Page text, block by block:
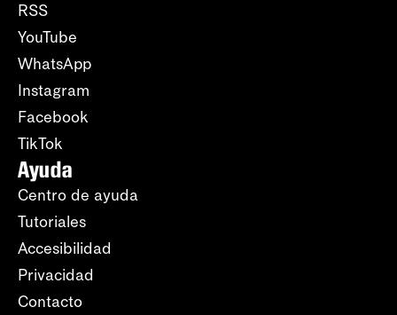
RSS
YouTube
WhatsApp
Instagram
Facebook
TikTok
Ayuda
Centro de ayuda
Tutoriales
Accesibilidad
Privacidad
Contacto